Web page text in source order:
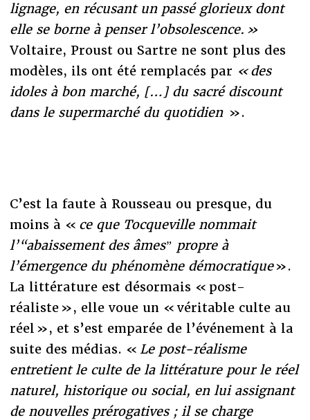
lignage, en récusant un passé glorieux dont
elle se borne à penser l’obsolescence. »
Voltaire, Proust ou Sartre ne sont plus des
modèles, ils ont été remplacés par « des
idoles à bon marché, […] du sacré discount
dans le supermarché du quotidien ».
C’est la faute à Rousseau ou presque, du
moins à « ce que Tocqueville nommait
l’“abaissement des âmesˮ propre à
l’émergence du phénomène démocratique».
La littérature est désormais « post-
réaliste », elle voue un « véritable culte au
réel », et s’est emparée de l’événement à la
suite des médias. « Le post-réalisme
entretient le culte de la littérature pour le réel
naturel, historique ou social, en lui assignant
de nouvelles prérogatives ; il se charge